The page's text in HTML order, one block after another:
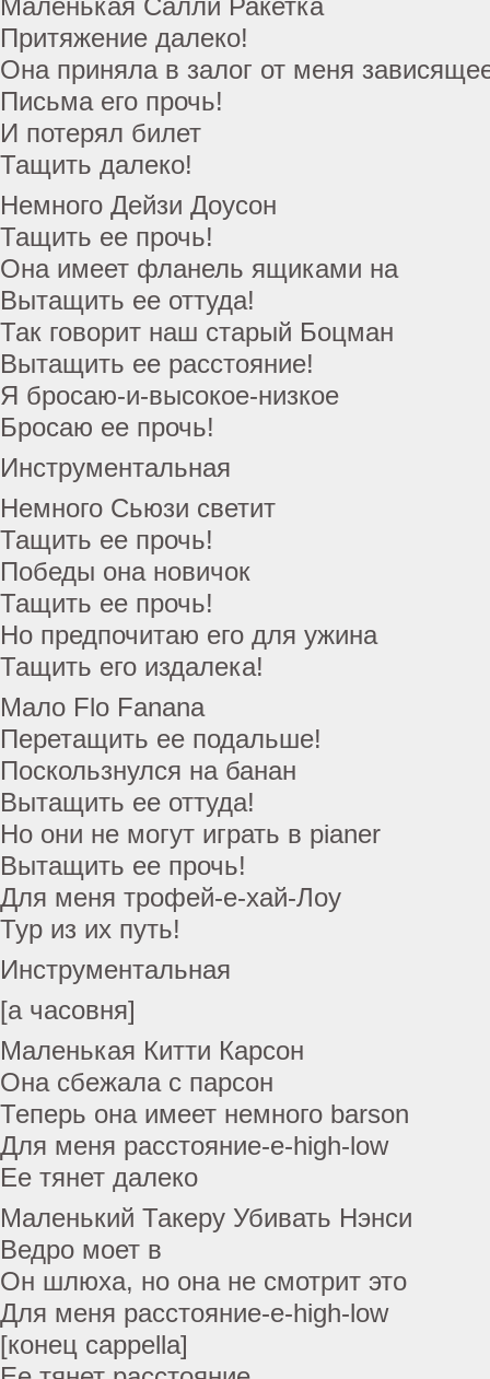
Маленькая Салли Ракетка
Притяжение далеко!
Она приняла в залог от меня
Письма его прочь!
И потерял билет
Тащить далеко!
Немного Дейзи Доусон
Тащить ее прочь!
Она имеет фланель ящиками на
Вытащить ее оттуда!
Так говорит наш старый Боцман
Вытащить ее расстояние!
Я бросаю-и-высокое-низкое
Бросаю ее прочь!
Инструментальная
Немного Сьюзи светит
Тащить ее прочь!
Победы она новичок
Тащить ее прочь!
Но предпочитаю его для ужина
Тащить его издалека!
Мало Flo Fanana
Перетащить ее подальше!
Поскользнулся на банан
Вытащить ее оттуда!
Но они не могут играть в pianer
Вытащить ее прочь!
Для меня трофей-е-хай-Лоу
Тур из их путь!
Инструментальная
[а часовня]
Маленькая Китти Карсон
Она сбежала с парсон
Теперь она имеет немного barson
Для меня расстояние-e-high-low
Ее тянет далеко
Маленький Такеру Убивать Нэнси
Ведро моет в
Он шлюха, но она не смотрит это
Для меня расстояние-e-high-low
[конец cappella]